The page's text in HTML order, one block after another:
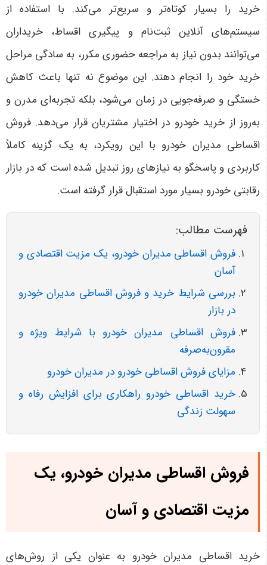
خرید را بسیار کوتاه‌تر و سریع‌تر می‌کند. با استفاده از
سیستم‌های آنلاین ثبت‌نام و پیگیری اقساط، خریداران
می‌توانند بدون نیاز به مراجعه حضوری مکرر، به سادگی مراحل
خرید خود را انجام دهند. این موضوع نه تنها باعث کاهش
خستگی و صرفه‌جویی در زمان می‌شود، بلکه تجربه‌ای مدرن و
به‌روز از خرید خودرو در اختیار مشتریان قرار می‌دهد. فروش
اقساطی مدیران خودرو با این رویکرد، به یک گزینه کاملاً
کاربردی و پاسخگو به نیازهای روز تبدیل شده است که در بازار
رقابتی خودرو بسیار مورد استقبال قرار گرفته است.
فهرست مطالب:
فروش اقساطی مدیران خودرو، یک مزیت اقتصادی و
آسان
بررسی شرایط خرید و فروش اقساطی مدیران خودرو
در بازار
فروش اقساطی مدیران خودرو با شرایط ویژه و
مقرون‌به‌صرفه
مزایای فروش اقساطی خودرو در مدیران خودرو
خرید اقساطی خودرو راهکاری برای افزایش رفاه و
سهولت زندگی
فروش اقساطی مدیران خودرو، یک
مزیت اقتصادی و آسان
خرید اقساطی مدیران خودرو به عنوان یکی از روش‌های